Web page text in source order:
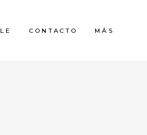
CONTACTO MÁS